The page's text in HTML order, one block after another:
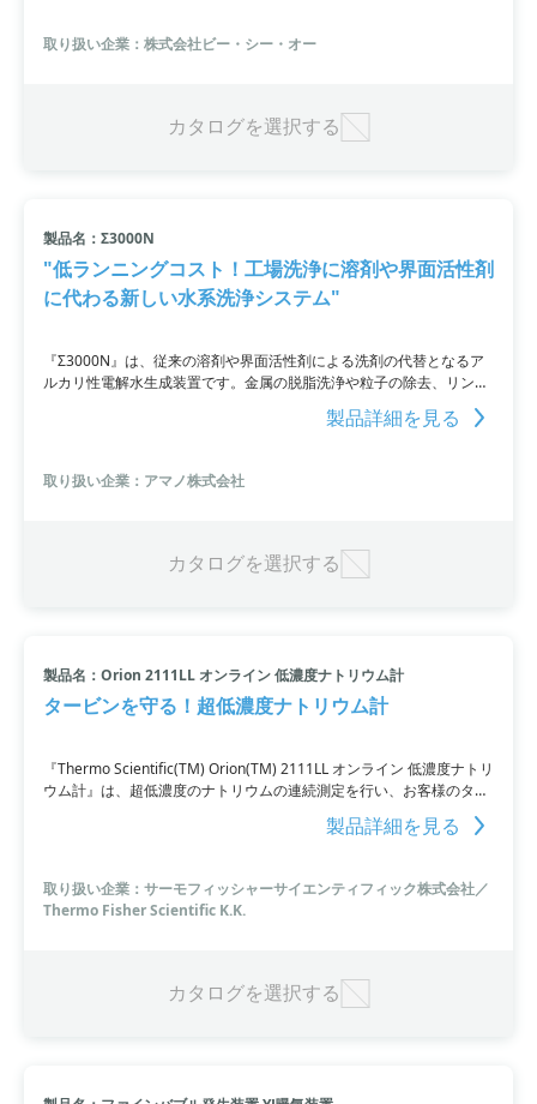
覧いただくか、お問い合わせください。
取り扱い企業：株式会社ビー・シー・オー
カタログを選択する
製品名：Σ3000N
"低ランニングコスト！工場洗浄に溶剤や界面活性剤
に代わる新しい水系洗浄システム"
『Σ3000N』は、従来の溶剤や界面活性剤による洗剤の代替となるア
ルカリ性電解水生成装置です。金属の脱脂洗浄や粒子の除去、リンス
水として使用可能な、工場洗浄用途に特化したモデルです。低ランニ
ングコストであり、アルミニウムや銅合金の洗浄にも対応していま
製品詳細を見る
取り扱い企業：アマノ株式会社
カタログを選択する
製品名：Orion 2111LL オンライン 低濃度ナトリウム計
タービンを守る！超低濃度ナトリウム計
『Thermo Scientific(TM) Orion(TM) 2111LL オンライン 低濃度ナトリ
ウム計』は、超低濃度のナトリウムの連続測定を行い、お客様のター
ビンを保護します。超純水測定のニーズを上回る性能を持ち、有害な
レベルのナトリウムを正確にリアルタイム表示します。腐食の原因と
低濃度検出では0.01 ppbまでの検出が可能であり、安定性の高い測定
を実現します。さらに、pHまたはORP測定モジュールを追加すること
もできます。
製品詳細を見る
取り扱い企業：サーモフィッシャーサイエンティフィック株式会社／
Thermo Fisher Scientific K.K.
カタログを選択する